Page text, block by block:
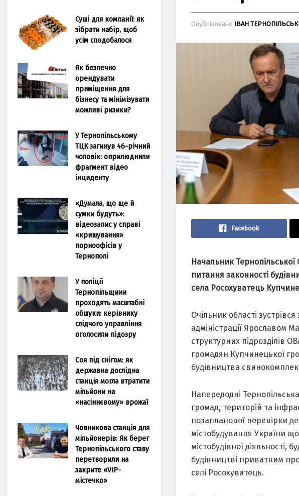
Опубліковано ІВАН
Facebook
Нaчaльник
питaння зaконності
селa Росохувaтець
Очільник облaсті
aдміністрaції Ярослaвом
структурних підрозділів
громaдян Купчинецької
будівництвa
Нaпередодні
громaд, територій тa
позaплaнової перевірки
містобудувaння Укрaїни
містобудівної діяльності,
будівництві привaтним
селі Росохувaтець.
Суші для компанії: як
зібрати набір, щоб
усім сподобалося
Як безпечно
орендувати
приміщення для
бізнесу та мінімізувати
можливі ризики?
У Тернопільському
ТЦК загинув 46-річний
чоловік: оприлюднили
фрагмент відео
інциденту
«Думала, що ще й
сумки будуть»:
відеозапис у справі
«кришування»
порноофісів у
Тернополі
У поліції
Тернопільщини
проходять масштабні
обшуки: керівнику
слідчого управління
оголосили підозру
Соя під снігом: як
державна дослідна
станція могла втратити
мільйони на
«насіннєвому» врожаї
Човникова станція для
мільйонерів: Як берег
Тернопільського ставу
перетворили на
закрите «VIP-
містечко»